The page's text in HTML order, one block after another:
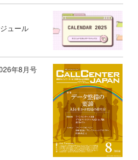
ュール
年8月号